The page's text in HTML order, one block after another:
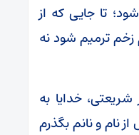
تا جایی که از
ترمیم شود نه
خدایا به
نام و نانم بگذرم